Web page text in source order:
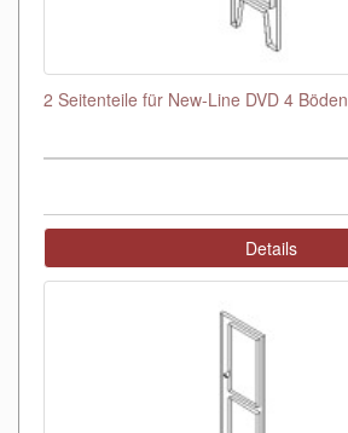
2 Seitenteile für New-Line DVD 4 Böden
Details